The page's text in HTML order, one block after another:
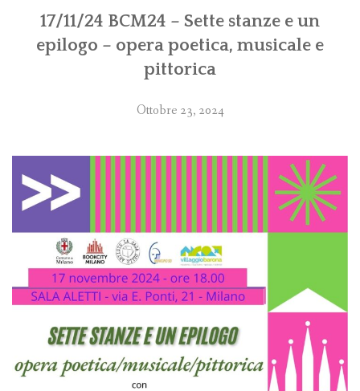
17/11/24 BCM24 – Sette stanze e un
epilogo – opera poetica, musicale e
pittorica
Ottobre 23, 2024